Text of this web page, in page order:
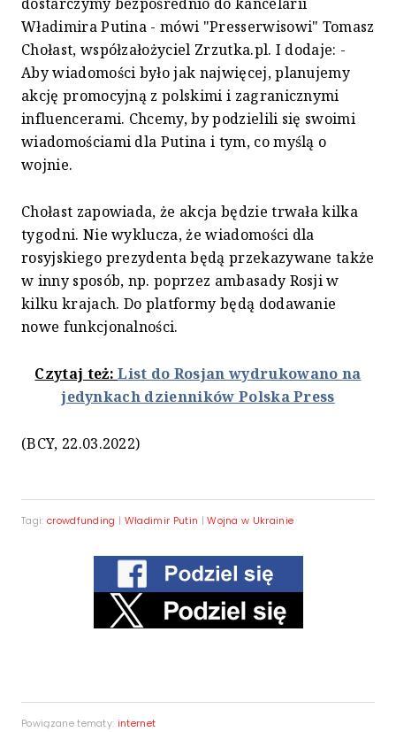
Władimira Putina - mówi "Presserwisowi" Tomasz
Chołast, współzałożyciel Zrzutka.pl. I dodaje: -
Aby wiadomości było jak najwięcej, planujemy
akcję promocyjną z polskimi i zagranicznymi
influencerami. Chcemy, by podzielili się swoimi
wiadomościami dla Putina i tym, co myślą o
wojnie.
Chołast zapowiada, że akcja będzie trwała kilka
tygodni. Nie wyklucza, że wiadomości dla
rosyjskiego prezydenta będą przekazywane także
w inny sposób, np. poprzez ambasady Rosji w
kilku krajach. Do platformy będą dodawanie
nowe funkcjonalności.
Czytaj też:List do Rosjan wydrukowano na
jedynkach dzienników Polska Press
(BCY, 22.03.2022)
Tagi: crowdfunding | Władimir Putin |Wojna w Ukrainie
Powiązane tematy: internet